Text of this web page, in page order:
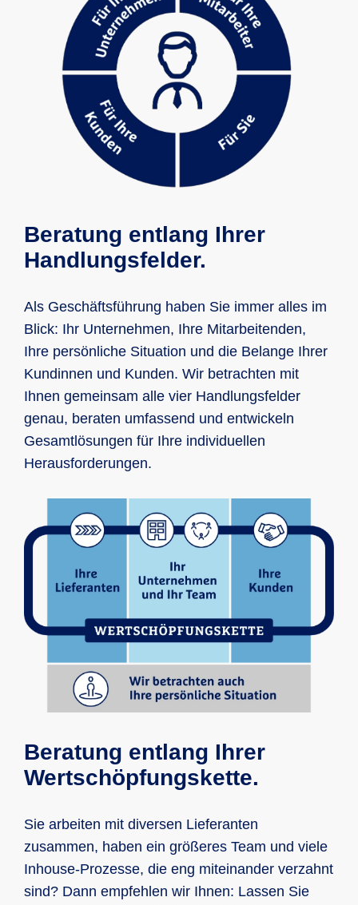
Beratung entlang Ihrer
Handlungsfelder.
Als Geschäftsführung haben Sie immer alles im
Blick: Ihr Unternehmen, Ihre Mitarbeitenden,
Ihre persönliche Situation und die Belange Ihrer
Kundinnen und Kunden. Wir betrachten mit
Ihnen gemeinsam alle vier Handlungsfelder
genau, beraten umfassend und entwickeln
Gesamtlösungen für Ihre individuellen
Herausforderungen.
Beratung entlang Ihrer
Wertschöpfungskette.
Sie arbeiten mit diversen Lieferanten
zusammen, haben ein größeres Team und viele
Inhouse-Prozesse, die eng miteinander verzahnt
sind? Dann empfehlen wir Ihnen: Lassen Sie